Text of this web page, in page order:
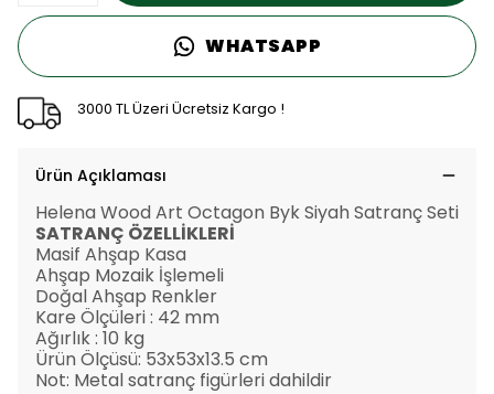
WHATSAPP
3000 TL Üzeri Ücretsiz Kargo !
Ürün Açıklaması
Helena Wood Art Octagon Byk Siyah Satranç Seti
SATRANÇ ÖZELLİKLERİ
Masif Ahşap Kasa
Ahşap Mozaik İşlemeli
Doğal Ahşap Renkler
Kare Ölçüleri : 42 mm
Ağırlık : 10 kg
Ürün Ölçüsü: 53x53x13.5 cm
Not: Metal satranç figürleri dahildir